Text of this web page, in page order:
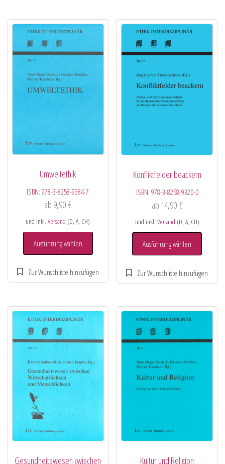
Umweltethik
ISBN:978-3-8258-9384-7
ab 9,90 €
und inkl.Versand (D, A, CH)
Ausführung wählen
Konfliktfelder beackern
ISBN: 978-3-8258-9320-0
ab 14,90 €
und inkl. Versand (D, A, CH)
Ausführung wählen
Gesundheitswesen zwischen
Kultur und Religion